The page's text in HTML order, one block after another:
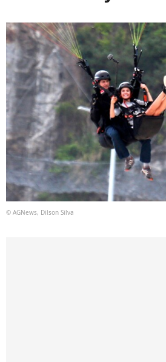
© AGNews, Dilson Silva